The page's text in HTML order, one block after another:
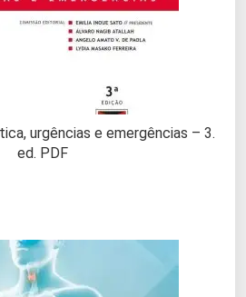
urgências e emergências – 3.
ed. PDF